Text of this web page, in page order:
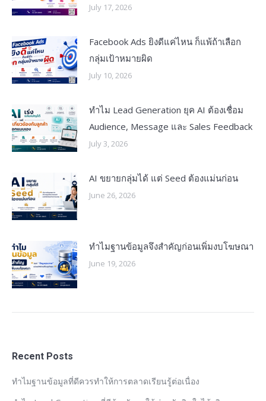
July 17, 2026
Facebook Ads ยิงดีแค่ไหน ก็แพ้ถ้าเลือก
กลุ่มเป้าหมายผิด
July 10, 2026
ทำไม Lead Generation ยุค AI ต้องเชื่อม
Audience, Message และ Sales Feedback
July 3, 2026
AI ขยายกลุ่มได้ แต่ Seed ต้องแม่นก่อน
June 26, 2026
ทำไมฐานข้อมูลจึงสำคัญก่อนเพิ่มงบโฆษณา
June 19, 2026
Recent Posts
ทำไมฐานข้อมูลที่ดีควรทำให้การตลาดเรียนรู้ต่อเนื่อง